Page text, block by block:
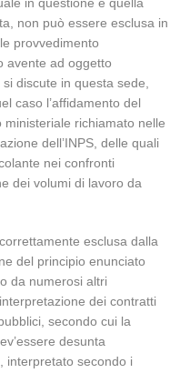
non può essere esclusa in
provvedimento
avente ad oggetto
discute in questa sede,
caso l’affidamento del
ministeriale richiamato nelle
dell’INPS, delle quali
nei confronti
dei volumi di lavoro da
esclusa dalla
del principio enunciato
da numerosi altri
dei contratti
secondo cui la
desunta
interpretato secondo i